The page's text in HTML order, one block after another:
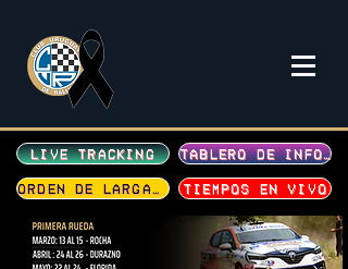
LIVE TRACKING TABLERO DE INFORMACION
TIEMPOS EN VIVO